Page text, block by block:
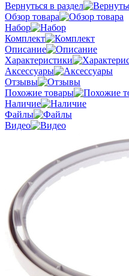
Вернуться в раздел
Обзор товара
Набор
Комплект
Описание
Характеристики
Аксессуары
Отзывы
Похожие товары
Наличие
Файлы
Видео